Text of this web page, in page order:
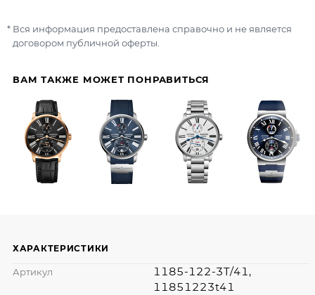
ВАМ ТАКЖЕ МОЖЕТ ПОНРАВИТЬСЯ
Вся информация предоставлена справочно и не является
договором публичной оферты.
ХАРАКТЕРИСТИКИ
Артикул
1185-122-3T/41,
11851223t41